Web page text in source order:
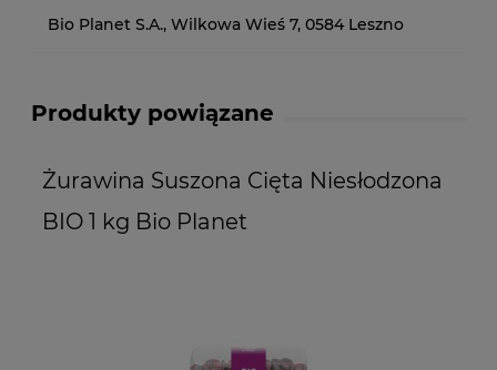
Bio Planet S.A., Wilkowa Wieś 7, 0584 Leszno
Produkty powiązane
Żurawina Suszona Cięta Niesłodzona
BIO 1 kg Bio Planet